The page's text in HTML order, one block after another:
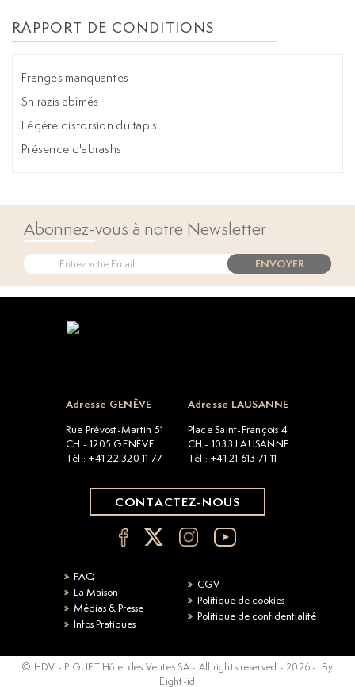
RAPPORT DE CONDITIONS
Franges manquantes
Shirazis abîmés
Légère distorsion du tapis
Présence d'abrashs
Abonnez-vous à notre Newsletter
ENVOYER
Adresse GENÈVE
Rue Prévost-Martin 51
CH - 1205 GENÈVE
Tél : +41 22 320 11 77
Adresse LAUSANNE
Place Saint-François 4
CH - 1033 LAUSANNE
Tél : +41 21 613 71 11
CONTACTEZ-NOUS
FAQ
La Maison
Médias & Presse
Infos Pratiques
CGV
Politique de cookies
Politique de confidentialité
© HDV - PIGUET Hôtel des Ventes SA - All rights reserved - 2026 - By
Eight-id